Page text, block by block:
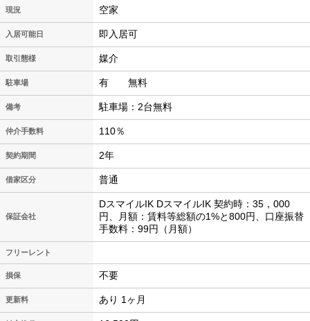
現況 空家
入居可能日 即入居可
取引態様 媒介
駐車場 有 無料
備考 駐車場：2台無料
仲介手数料 110％
契約期間 2年
借家区分 普通
保証会社
DスマイルIK DスマイルIK 契約時：35，000
円、月額：賃料等総額の1%と800円、口座振替
手数料：99円（月額）
フリーレント
損保 不要
更新料 あり 1ヶ月